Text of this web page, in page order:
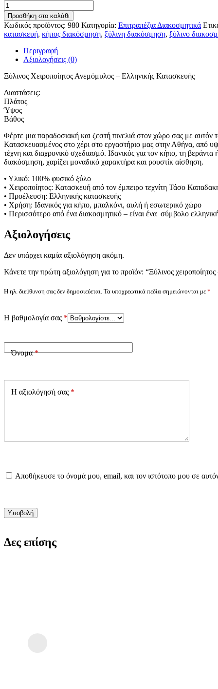
180.00 €.είναι:
99.00 €.
Ξύλινος
χειροποίητος
ανεμόμυλος
ελληνικής
κατασκευής
ποσότητα
Προσθήκη στο καλάθι
Κωδικός προϊόντος: 980 Κατηγορία: Επιτραπέζια Διακοσμητικά
κατασκευή, κήπος διακόσμηση, ξύλινη διακόσμηση, ξύλινο
Περιγραφή
Αξιολογήσεις (0)
Ξύλινος Χειροποίητος Ανεμόμυλος – Ελληνικής Κατασκευής
Διαστάσεις:
Πλάτος
Ύψος
Βάθος
Φέρτε μια παραδοσιακή και ζεστή πινελιά στον χώρο σας με αυτόν
Κατασκευασμένος στο χέρι στο εργαστήριο μας στην Αθήνα, από
τέχνη και διαχρονικό σχεδιασμό. Ιδανικός για τον κήπο, τη
διακόσμηση, χαρίζει μοναδικό χαρακτήρα και ρουστίκ αίσθηση.
• Υλικό: 100% φυσικό ξύλο
• Χειροποίητος: Κατασκευή από τον έμπειρο τεχνίτη Τάσο
• Προέλευση: Ελληνικής κατασκευής
• Χρήση: Ιδανικός για κήπο, μπαλκόνι, αυλή ή εσωτερικό χώρο
• Περισσότερο από ένα διακοσμητικό – είναι ένα σύμβολο
Αξιολογήσεις
Δεν υπάρχει καμία αξιολόγηση ακόμη.
Κάνετε την πρώτη αξιολόγηση για το προϊόν: “Ξύλινος
Η ηλ. διεύθυνση σας δεν δημοσιεύεται. Τα υποχρεωτικά πεδία σημειώνονται με *
Η βαθμολογία σας *
Όνομα*
Η αξιολόγησή σας *
Αποθήκευσε το όνομά μου, email, και τον ιστότοπο μου σε
Υποβολή
Δες επίσης